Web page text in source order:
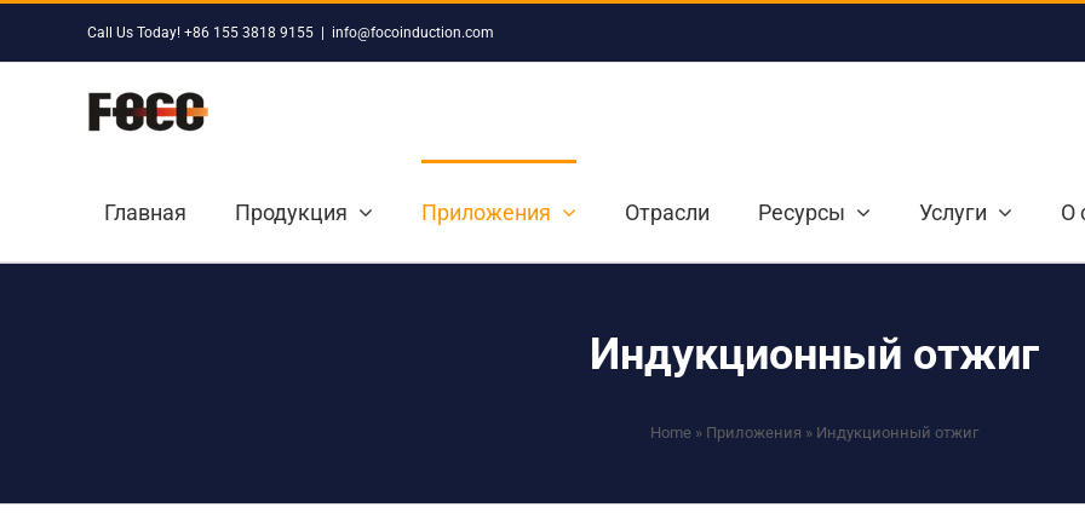
Call Us Today! +86 155 3818 9155 info@focoinduction.com
Главная Продукция Приложения Отрасли Ресурсы Услуги О
Индукционный отжиг
Home» Приложения » Индукционный отжиг